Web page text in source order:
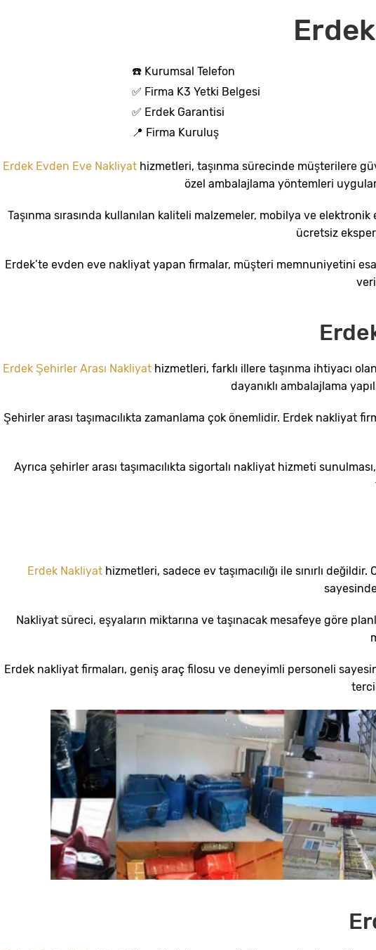
☎️ Kurumsal Telefon
✅ Firma K3 Yetki Belgesi
✅ Erdek Garantisi
📍 Firma Kuruluş
Erdek Evden Eve Nakliyat hizmetleri, taşınma sürecinde müşterilere
özel ambalajlama yöntemleri
Taşınma sırasında kullanılan kaliteli malzemeler, mobilya ve
ücretsiz
Erdek’te evden eve nakliyat yapan firmalar, müşteri memnuniyetini
Erdek Şehirler Arası Nakliyat hizmetleri, farklı illere taşınma ihtiyacı
dayanıklı ambalajlama
Şehirler arası taşımacılıkta zamanlama çok önemlidir. Erdek nakliyat
Ayrıca şehirler arası taşımacılıkta sigortalı nakliyat hizmeti
Erdek Nakliyat hizmetleri, sadece ev taşımacılığı ile sınırlı
Nakliyat süreci, eşyaların miktarına ve taşınacak mesafeye göre
Erdek nakliyat firmaları, geniş araç filosu ve deneyimli personeli